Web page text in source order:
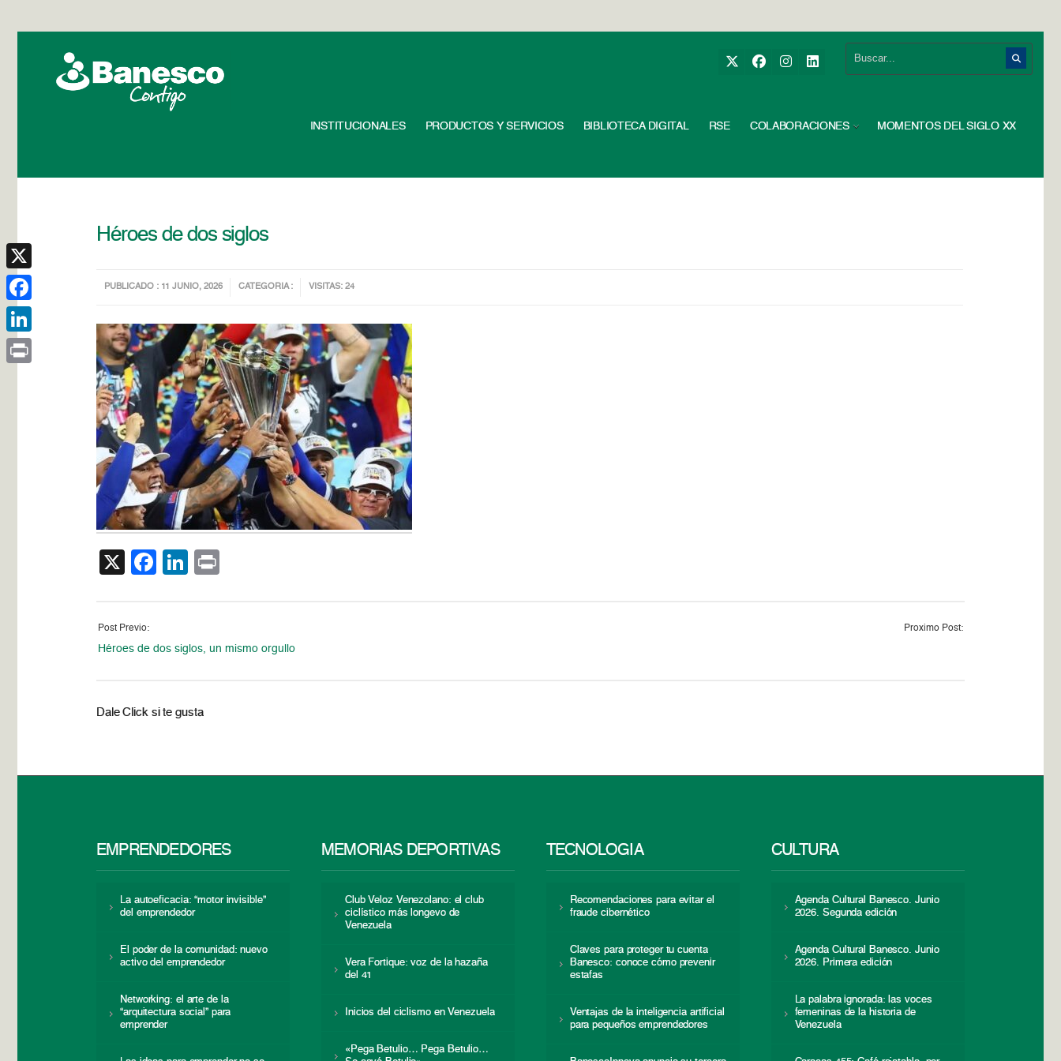
INSTITUCIONALES PRODUCTOS Y SERVICIOS BIBLIOTECA DIGITAL RSE COLABORACIONES MOMENTOS DEL SIGLO XX
Héroes de dos siglos
PUBLICADO : 11 JUNIO, 2026 CATEGORIA : VISITAS: 24
X Facebook
LinkedIn
Post Previo:
Héroes de dos siglos, un mismo orgullo
Proximo Post:
Dale Click si te gusta
EMPRENDEDORES
La autoeficacia: “motor invisible”
del emprendedor
El poder de la comunidad: nuevo
activo del emprendedor
Networking: el arte de la
“arquitectura social” para
emprender
MEMORIAS DEPORTIVAS
Club Veloz Venezolano: el club
ciclístico más longevo de
Venezuela
Vera Fortique: voz de la hazaña
del 41
Inicios del ciclismo en Venezuela
«Pega Betulio… Pega Betulio…
TECNOLOGÍA
Recomendaciones para evitar el
fraude cibernético
Claves para proteger tu cuenta
Banesco: conoce cómo prevenir
estafas
Ventajas de la inteligencia artificial
para pequeños emprendedores
CULTURA
Agenda Cultural Banesco. Junio
2026. Segunda edición
Agenda Cultural Banesco. Junio
2026. Primera edición
La palabra ignorada: las voces
femeninas de la historia de
Venezuela
X
Facebook
LinkedIn